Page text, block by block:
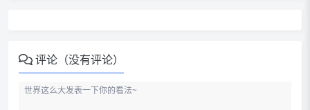
评论（没有评论）